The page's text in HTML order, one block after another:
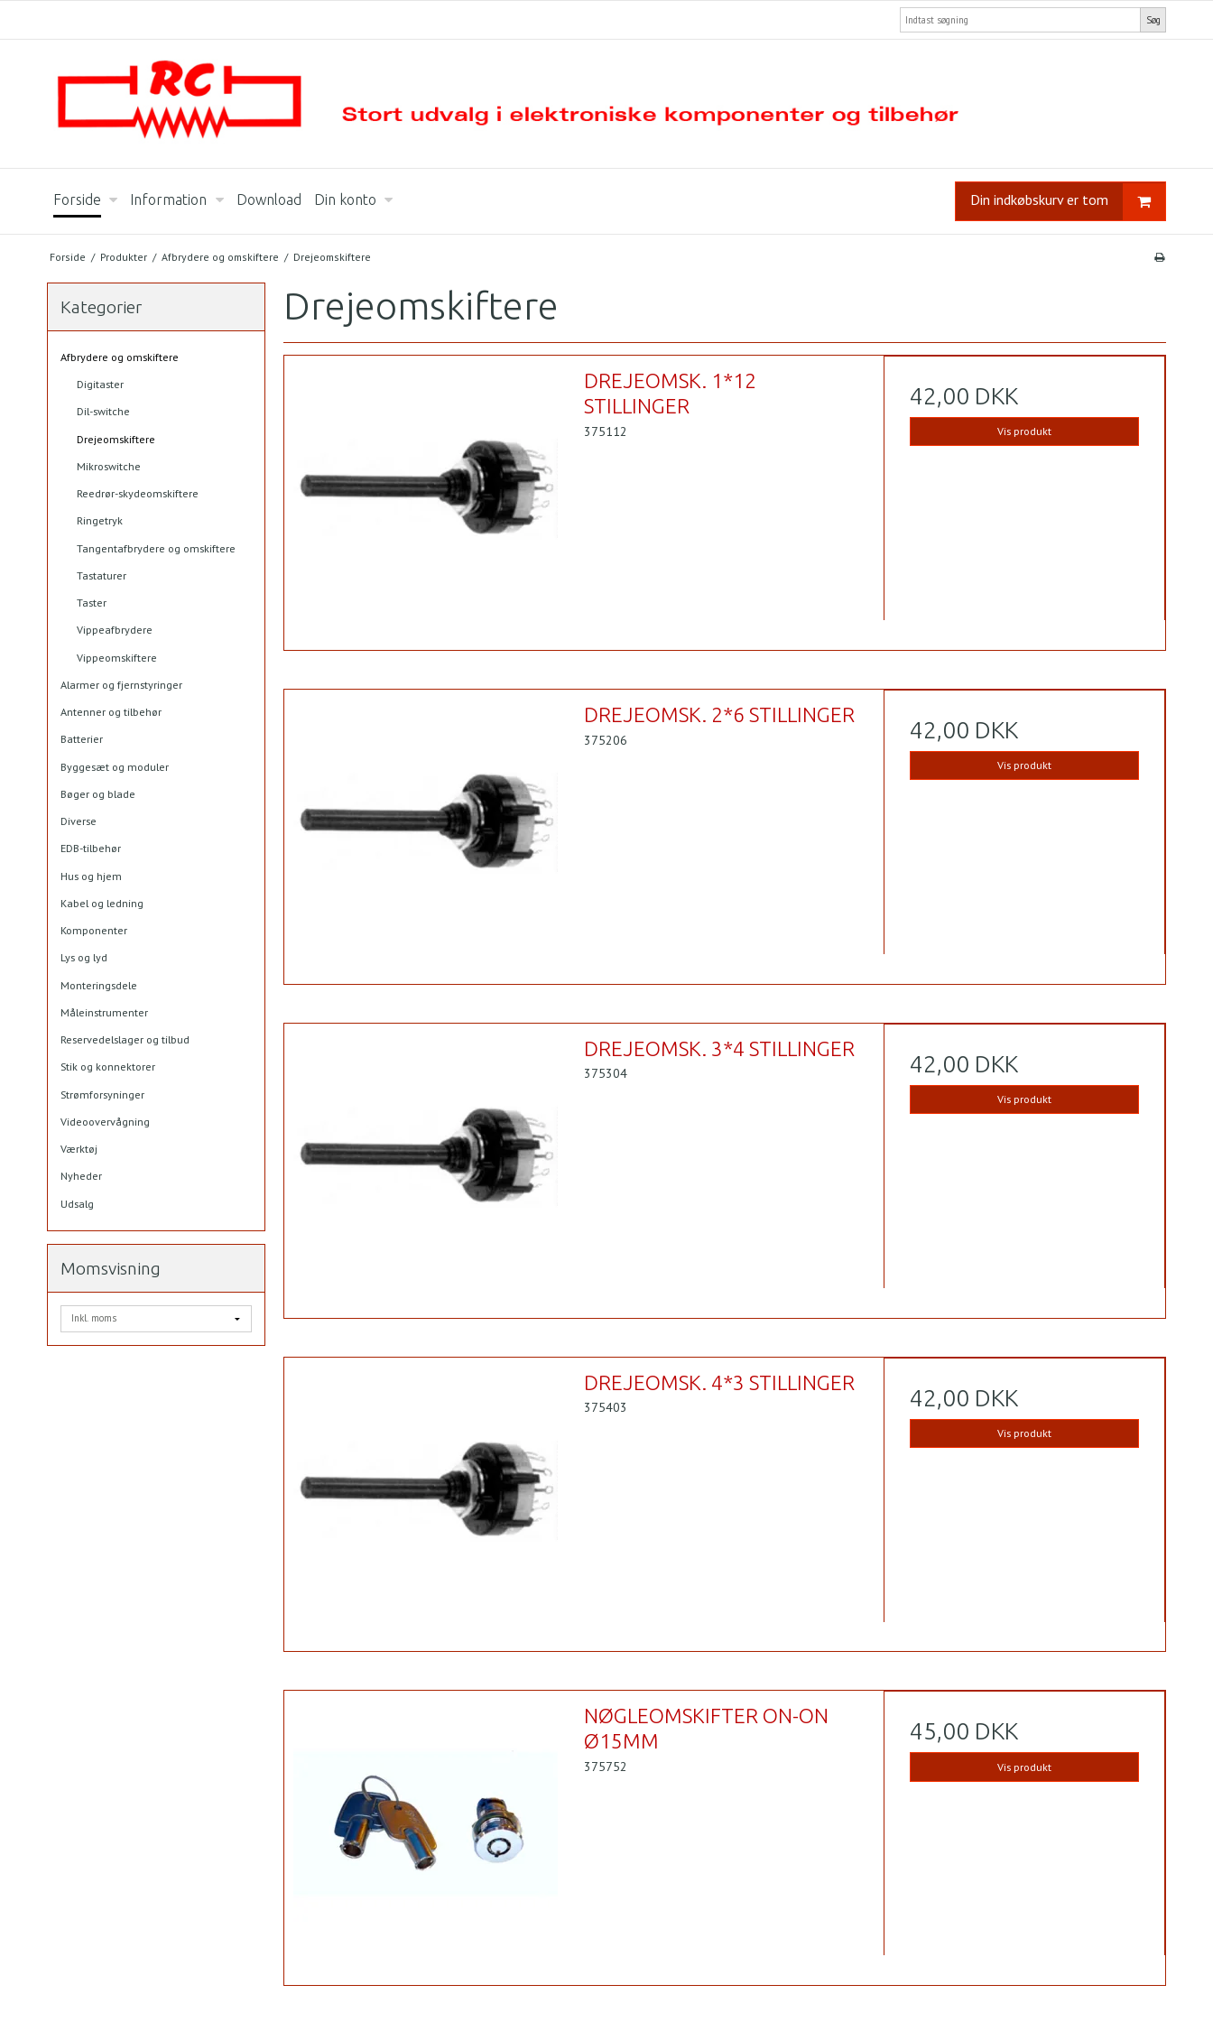
Søg
Forside Information Download Din konto Din indkøbskurv er tom
Forside / Produkter / Afbrydere og omskiftere / Drejeomskiftere
Kategorier
Afbrydere og omskiftere
Digitaster
Dil-switche
Drejeomskiftere
Mikroswitche
Reedrør-skydeomskiftere
Ringetryk
Tangentafbrydere og omskiftere
Tastaturer
Taster
Vippeafbrydere
Vippeomskiftere
Alarmer og fjernstyringer
Antenner og tilbehør
Batterier
Byggesæt og moduler
Bøger og blade
Diverse
EDB-tilbehør
Hus og hjem
Kabel og ledning
Komponenter
Lys og lyd
Monteringsdele
Måleinstrumenter
Reservedelslager og tilbud
Stik og konnektorer
Strømforsyninger
Videoovervågning
Værktøj
Nyheder
Udsalg
Momsvisning
Drejeomskiftere
DREJEOMSK. 1*12
STILLINGER
375112
42,00 DKK
Vis produkt
DREJEOMSK. 2*6 STILLINGER
375206 42,00 DKK
Vis produkt
DREJEOMSK. 3*4 STILLINGER
375304 42,00 DKK
Vis produkt
DREJEOMSK. 4*3 STILLINGER
375403 42,00 DKK
Vis produkt
NØGLEOMSKIFTER ON-ON
Ø15MM
375752
45,00 DKK
Vis produkt